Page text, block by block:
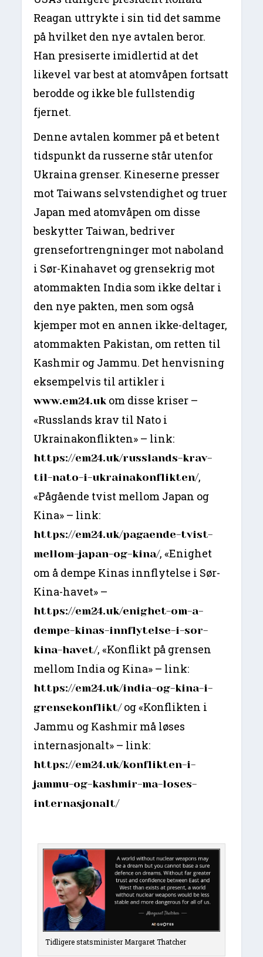
Reagan uttrykte i sin tid det samme
på hvilket den nye avtalen beror.
Han presiserte imidlertid at det
likevel var best at atomvåpen fortsatt
berodde og ikke ble fullstendig
fjernet.
Denne avtalen kommer på et betent
tidspunkt da russerne står utenfor
Ukraina grenser. Kineserne presser
mot Taiwans selvstendighet og truer
Japan med atomvåpen om disse
beskytter Taiwan, bedriver
grensefortrengninger mot naboland
i Sør-Kinahavet og grensekrig mot
atommakten India som ikke deltar i
den nye pakten, men som også
kjemper mot en annen ikke-deltager,
atommakten Pakistan, om retten til
Kashmir og Jammu. Det henvisning
eksempelvis til artikler i
www.em24.uk om disse kriser –
«Russlands krav til Nato i
Ukrainakonflikten» – link:
https://em24.uk/russlands-krav-
til-nato-i-ukrainakonflikten/,
«Pågående tvist mellom Japan og
Kina» – link:
https://em24.uk/pagaende-tvist-
mellom-japan-og-kina/, «Enighet
om å dempe Kinas innflytelse i Sør-
Kina-havet» –
https://em24.uk/enighet-om-a-
dempe-kinas-innflytelse-i-sor-
kina-havet/, «Konflikt på grensen
mellom India og Kina» – link:
https://em24.uk/india-og-kina-i-
grensekonflikt/og «Konflikten i
Jammu og Kashmir må løses
internasjonalt» – link:
https://em24.uk/konflikten-i-
jammu-og-kashmir-ma-loses-
internasjonalt/
Tidligere statsminister Margaret Thatcher